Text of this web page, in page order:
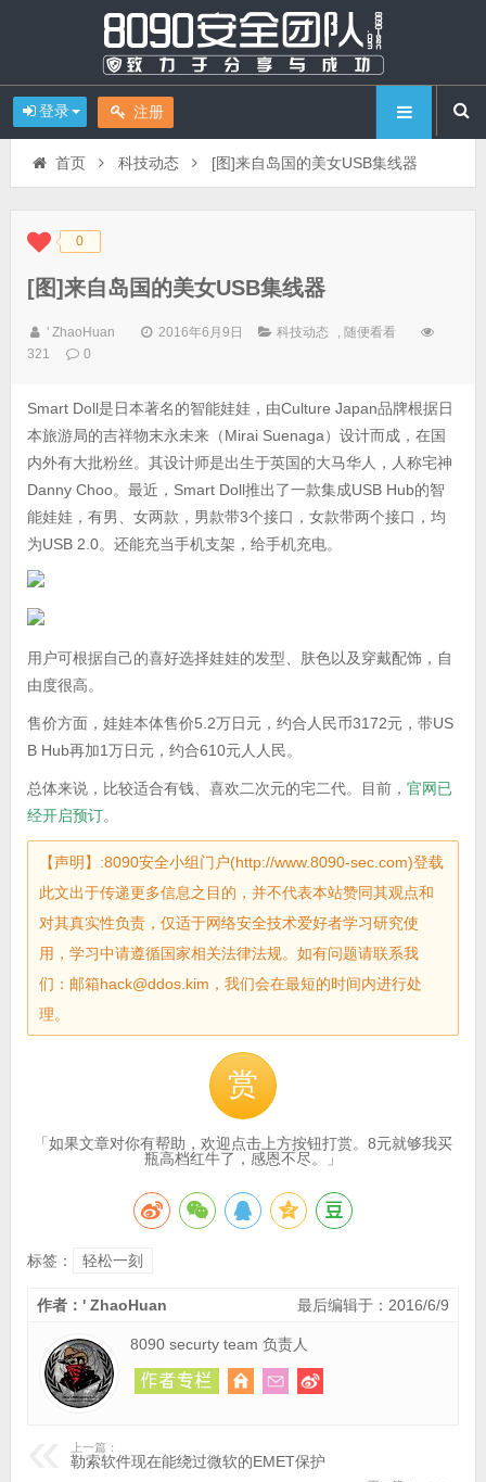
登录 注册
首页 科技动态 [图]来自岛国的美女USB集线器
◆◆ 0
[图]来自岛国的美女USB集线器
' ZhaoHuan 2016年6月9日 科技动态 , 随便看看
321
0
Smart Doll是日本著名的智能娃娃，由Culture Japan品牌根据日
本旅游局的吉祥物末永未来（Mirai Suenaga）设计而成，在国
内外有大批粉丝。其设计师是出生于英国的大马华人，人称宅神
Danny Choo。最近，Smart Doll推出了一款集成USB Hub的智
能娃娃，有男、女两款，男款带3个接口，女款带两个接口，均
为USB 2.0。还能充当手机支架，给手机充电。
用户可根据自己的喜好选择娃娃的发型、肤色以及穿戴配饰，自
由度很高。
售价方面，娃娃本体售价5.2万日元，约合人民币3172元，带US
B Hub再加1万日元，约合610元人人民。
总体来说，比较适合有钱、喜欢二次元的宅二代。目前， 官网已
经开启预订。
【声明】:8090安全小组门户(http://www.8090-sec.com)登载
此文出于传递更多信息之目的，并不代表本站赞同其观点和
对其真实性负责，仅适于网络安全技术爱好者学习研究使
用，学习中请遵循国家相关法律法规。如有问题请联系我
们：邮箱hack@ddos.kim，我们会在最短的时间内进行处
理。
赏
「如果文章对你有帮助，欢迎点击上方按钮打赏。8元就够我买
瓶高档红牛了，感恩不尽。」
标签： 轻松一刻
最后编辑于：2016/6/9
作者：' ZhaoHuan
8090 securty team 负责人
上一篇：
勒索软件现在能绕过微软的EMET保护